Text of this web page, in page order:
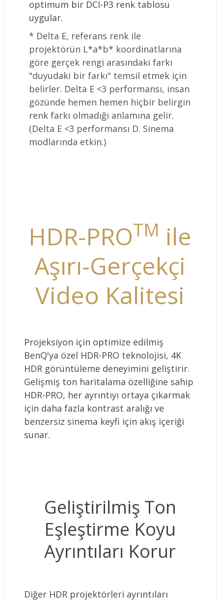
optimum bir DCI-P3 renk tablosu
uygular.
* Delta E, referans renk ile
projektörün L*a*b* koordinatlarına
göre gerçek rengi arasındaki farkı
"duyudaki bir farkı" temsil etmek için
belirler. Delta E <3 performansı, insan
gözünde hemen hemen hiçbir belirgin
renk farkı olmadığı anlamına gelir.
(Delta E <3 performansı D. Sinema
modlarında etkin.)
HDR-PROTM ile
Aşırı-Gerçekçi
Video Kalitesi
Projeksiyon için optimize edilmiş
BenQ'ya özel HDR-PRO teknolojisi, 4K
HDR görüntüleme deneyimini geliştirir.
Gelişmiş ton haritalama özelliğine sahip
HDR-PRO, her ayrıntıyı ortaya çıkarmak
için daha fazla kontrast aralığı ve
benzersiz sinema keyfi için akış içeriği
sunar.
Geliştirilmiş Ton
Eşleştirme Koyu
Ayrıntıları Korur
Diğer HDR projektörleri ayrıntıları